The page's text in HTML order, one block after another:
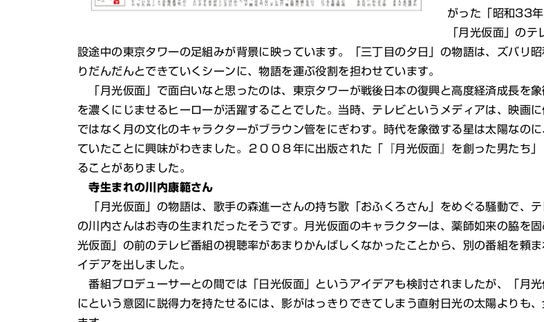
がった「昭和33年
「月光仮面」の
設途中の東京タワーの足組みが背景に映っています。「三丁目の夕日」の物語は、ズバリ
りだんだんとできていくシーンに、物語を運ぶ役割を担わせています。
「月光仮面」で面白いなと思ったのは、東京タワーが戦後日本の復興と高度経済成長を
を濃くにじませるヒーローが活躍することでした。当時、テレビというメディアは、映画
ではなく月の文化のキャラクターがブラウン管をにぎわす。時代を象徴する星は太陽なの
ていたことに興味がわきました。２００８年に出版された「『月光仮面』を創った男たち
ることがありました。
寺生まれの川内康範さん
「月光仮面」の物語は、歌手の森進一さんの持ち歌「おふくろさん」をめぐる騒動で、
の川内さんはお寺の生まれだったそうです。月光仮面のキャラクターは、薬師如来の脇を
光仮面」の前のテレビ番組の視聴率があまりかんばしくなかったことから、別の番組を頼
イデアを出しました。
番組プロデューサーとの間では「日光仮面」というアイデアも検討されましたが、「月
にという意図に説得力を持たせるには、影がはっきりできてしまう直射日光の太陽よりも